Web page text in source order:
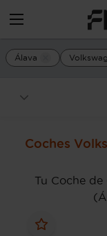
Álava
Coches
Tu Coche